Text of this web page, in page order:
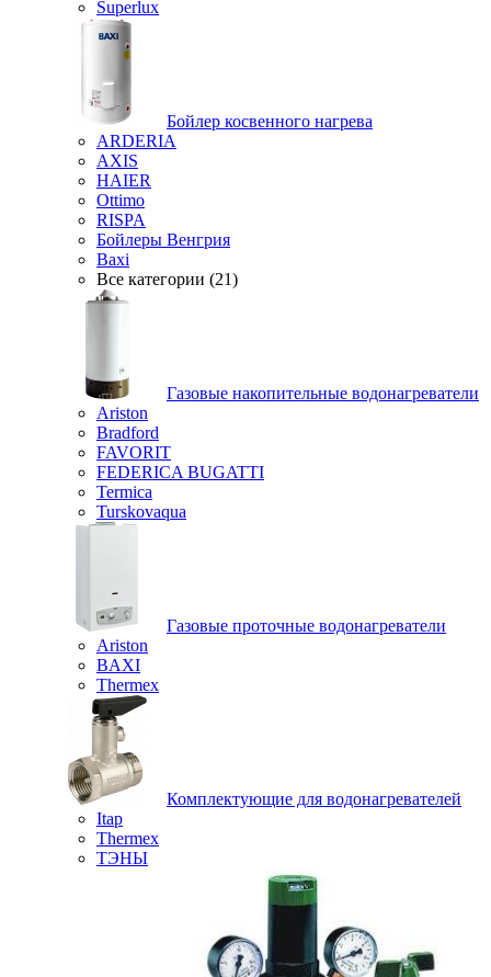
Superlux
Бойлер косвенного нагрева
ARDERIA
AXIS
HAIER
Ottimo
RISPA
Бойлеры Венгрия
Baxi
Все категории (21)
Газовые накопительные водонагреватели
Ariston
Bradford
FAVORIT
FEDERICA BUGATTI
Termica
Turskovaqua
Газовые проточные водонагреватели
Ariston
BAXI
Thermex
Комплектующие для водонагревателей
Itap
Thermex
ТЭНЫ